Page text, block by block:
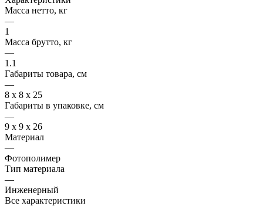
Масса нетто, кг
—
1
Масса брутто, кг
—
1.1
Габариты товара, см
—
8 х 8 х 25
Габариты в упаковке, см
—
9 х 9 х 26
Материал
—
Фотополимер
Тип материала
—
Инженерный
Все характеристики